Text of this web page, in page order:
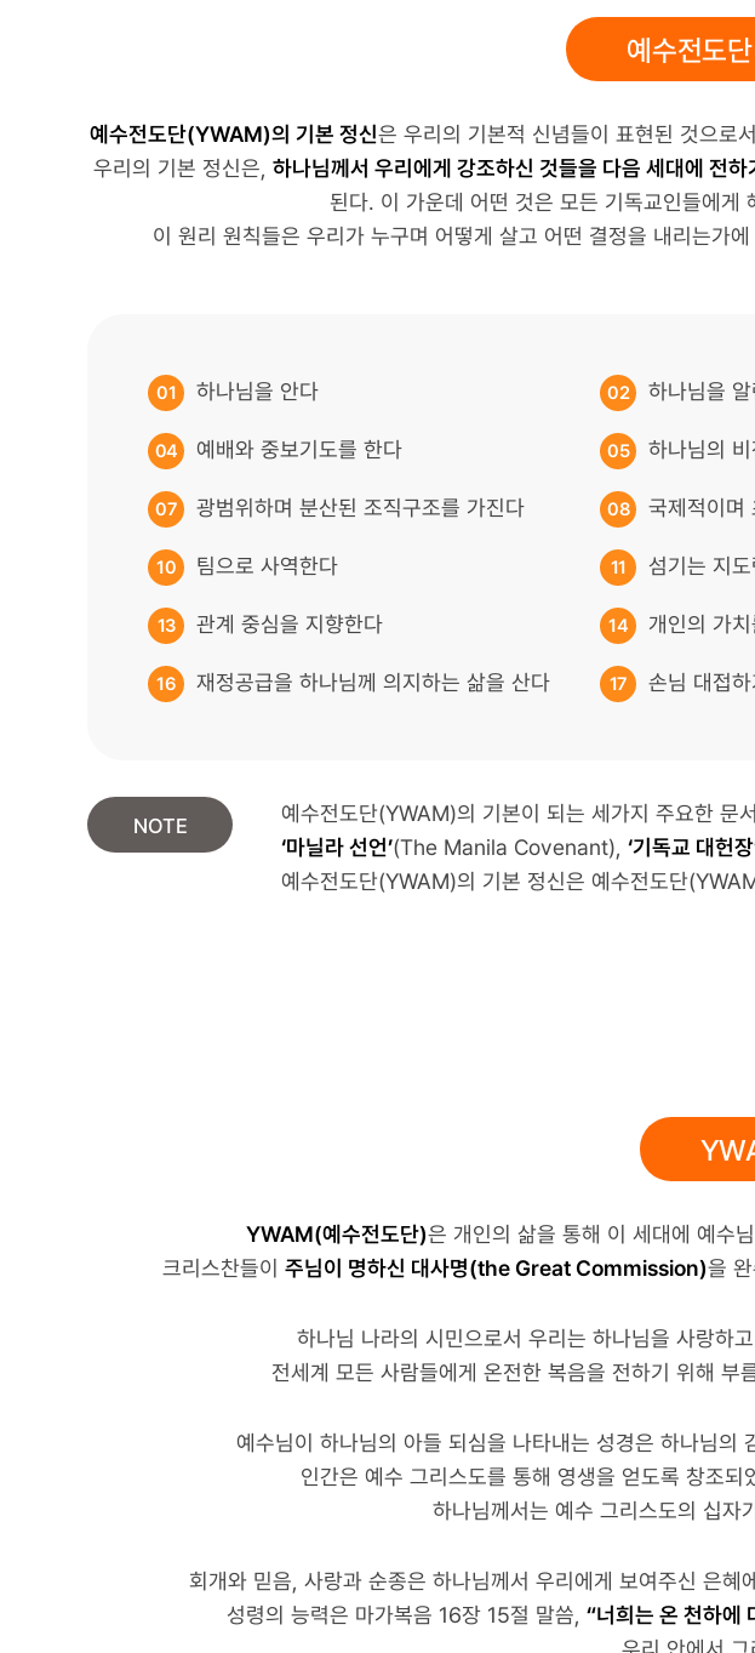
예수전도
예수전도단(YWAM)의 기본 정신은 우리의 기본적 신념들이 표현된 것으로
우리의 기본 정신은, 하나님께서 우리에게 강조하신 것들을 다음 세대에 전하
된다. 이 가운데 어떤 것은 모든 기독교인들에
이 원리 원칙들은 우리가 누구며 어떻게 살고 어떤 결정을 내리는가
01 하나님을 안다 02 하나님을
04 예배와 중보기도를 한다 05 하나님의
07 광범위하며 분산된 조직구조를 가진다 08 국제적이며
10 팀으로 사역한다 11 섬기는 지
13 관계 중심을 지향한다 14 개인의 가
16 재정공급을 하나님께 의지하는 삶을 산다 17 손님 대접
NOTE 예수전도단(YWAM)의 기본이 되는 세가지 주요한 문
‘마닐라 선언’(The Manila Covenant), ‘기독교 대헌장
예수전도단(YWAM)의 기본 정신은 예수전도단
YWAM(예수전도단)은 개인의 삶을 통해 이 세대에 예수
크리스찬들이 주님이 명하신 대사명(the Great Commission)을
하나님 나라의 시민으로서 우리는 하나님을 사랑하
전세계 모든 사람들에게 온전한 복음을 전하기 위해
예수님이 하나님의 아들 되심을 나타내는 성경은 하나님
인간은 예수 그리스도를 통해 영생을 얻도록 창조
하나님께서는 예수 그리스도의 십자
회개와 믿음, 사랑과 순종은 하나님께서 우리에게 보여주신 은
성령의 능력은 마가복음 16장 15절 말씀, “너희는 온 천하에